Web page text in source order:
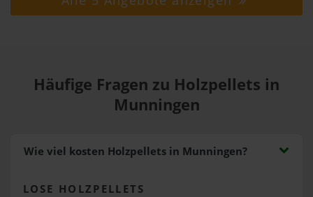
Häufige Fragen zu Holzpellets in
Munningen
Wie viel kosten Holzpellets in Munningen?
LOSE HOLZPELLETS